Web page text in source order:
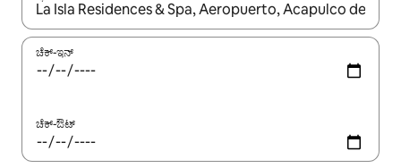
ಫಲಿತಾಂಶಗಳು ಲಭ್ಯವಿರುವಾಗ, ಅಪ್ ಮತ್ತು ಡೌನ್ ಬಾಣದ ಕೀಲಿಗಳೊಂದಿಗೆ
ಚೆಕ್-ಇನ್
ಚೆಕ್-ಔಟ್